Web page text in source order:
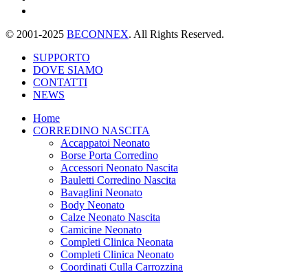
© 2001-2025 BECONNEX. All Rights Reserved.
SUPPORTO
DOVE SIAMO
CONTATTI
NEWS
Home
CORREDINO NASCITA
Accappatoi Neonato
Borse Porta Corredino
Accessori Neonato Nascita
Bauletti Corredino Nascita
Bavaglini Neonato
Body Neonato
Calze Neonato Nascita
Camicine Neonato
Completi Clinica Neonata
Completi Clinica Neonato
Coordinati Culla Carrozzina